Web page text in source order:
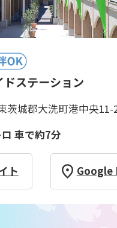
ステーション
茨城郡大洗町港中央11-
車で約7分
ト Google